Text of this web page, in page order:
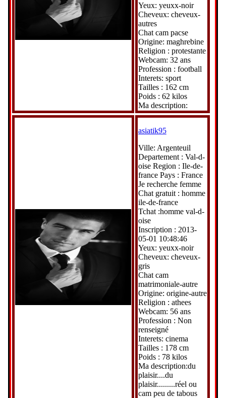
Yeux: yeuxx-noir
Cheveux: cheveux-
autres
Chat cam pacse
Origine: maghrebine
Religion : protestante
Webcam: 32 ans
Profession : football
Interets: sport
Tailles : 162 cm
Poids : 62 kilos
Ma description:
asiatik95
Ville: Argenteuil
Departement : Val-d-
oise Region : Ile-de-
france Pays : France
Je recherche femme
Chat gratuit : homme
ile-de-france
Tchat :homme val-d-
oise
Inscription : 2013-
05-01 10:48:46
Yeux: yeuxx-noir
Cheveux: cheveux-
gris
Chat cam
matrimoniale-autre
Origine: origine-autre
Religion : athees
Webcam: 56 ans
Profession : Non
renseigné
Interets: cinema
Tailles : 178 cm
Poids : 78 kilos
Ma description:du
plaisir....du
plaisir.........réel ou
cam peu de tabous